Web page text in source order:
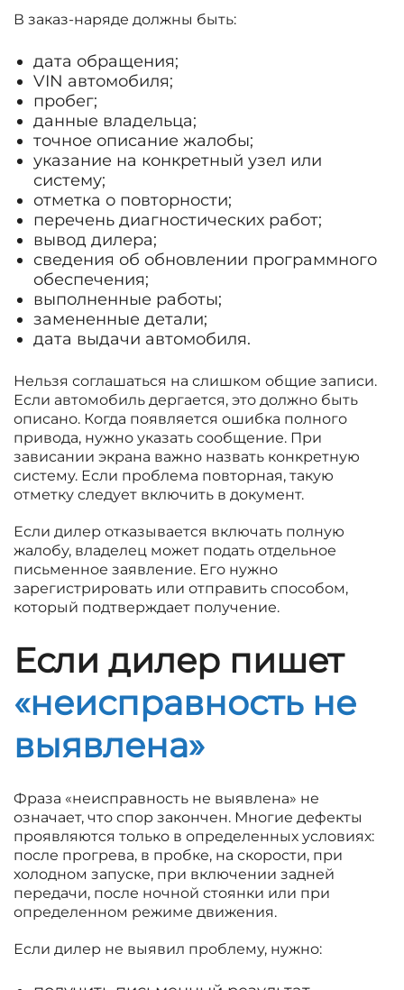
В заказ-наряде должны быть:
дата обращения;
VIN автомобиля;
пробег;
данные владельца;
точное описание жалобы;
указание на конкретный узел или
систему;
отметка о повторности;
перечень диагностических работ;
вывод дилера;
сведения об обновлении программного
обеспечения;
выполненные работы;
замененные детали;
дата выдачи автомобиля.
Нельзя соглашаться на слишком общие записи.
Если автомобиль дергается, это должно быть
описано. Когда появляется ошибка полного
привода, нужно указать сообщение. При
зависании экрана важно назвать конкретную
систему. Если проблема повторная, такую
отметку следует включить в документ.
Если дилер отказывается включать полную
жалобу, владелец может подать отдельное
письменное заявление. Его нужно
зарегистрировать или отправить способом,
который подтверждает получение.
Если дилер пишет
«неисправность не
выявлена»
Фраза «неисправность не выявлена» не
означает, что спор закончен. Многие дефекты
проявляются только в определенных условиях:
после прогрева, в пробке, на скорости, при
холодном запуске, при включении задней
передачи, после ночной стоянки или при
определенном режиме движения.
Если дилер не выявил проблему, нужно: